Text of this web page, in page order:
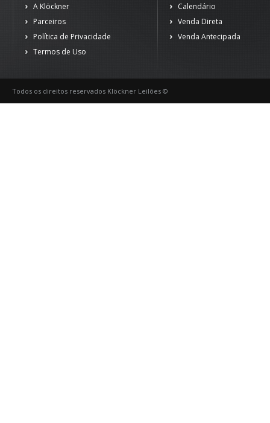
A Klöckner
Parceiros
Política de Privacidade
Termos de Uso
Calendário
Venda Direta
Venda Antecipada
Todos os direitos reservados Klöckner Leilões ©